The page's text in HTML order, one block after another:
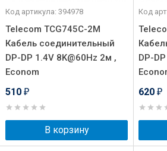
Код артикула: 394978
Telecom TCG745C-2M
Кабель соединительный
DP-DP 1.4V 8K@60Hz 2м ,
Econom
510 ₽
В корзину
Код
DP-
620 ₽